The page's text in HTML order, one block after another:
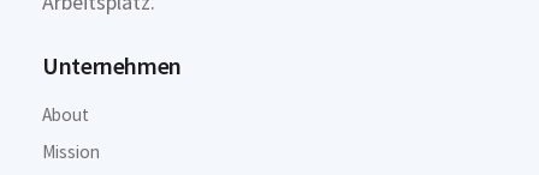
Unternehmen
About
Mission